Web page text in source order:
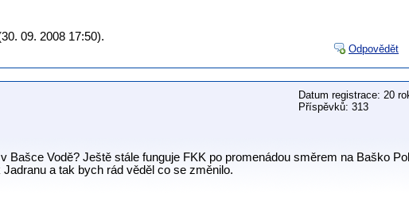
09. 2008 17:50).
Odpovědět
Datum registrace: 20
Příspěvků: 313
Bašce Vodě? Ještě stále funguje FKK po promenádou směrem na Baško
a tak bych rád věděl co se změnilo.